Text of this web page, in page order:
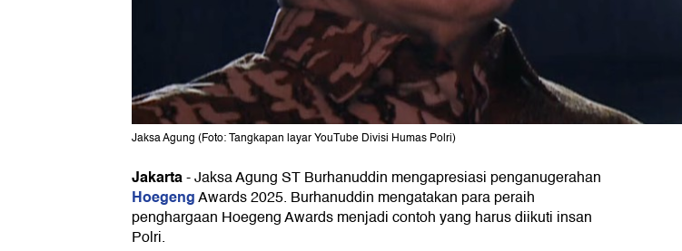
Jaksa Agung (Foto: Tangkapan layar YouTube Divisi Humas Polri)
Jakarta-Jaksa Agung ST Burhanuddin mengapresiasi penganugerahan
HoegengAwards 2025. Burhanuddin mengatakan para peraih
penghargaan Hoegeng Awards menjadi contoh yang harus diikuti insan
Polri.